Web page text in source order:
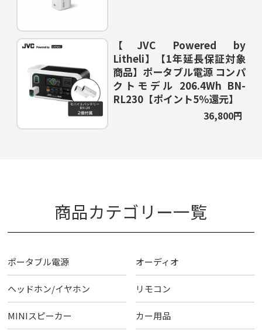
【JVC Powered by
Litheli】【1年延長保証対象
商品】ポータブル電源 コンパ
クトモデル 206.4Wh BN-
RL230【ポイント5％還元】
36,800円
商品カテゴリー一覧
ポータブル電源 オーディオ
ヘッドホン/イヤホン リモコン
MINIスピーカー カー用品